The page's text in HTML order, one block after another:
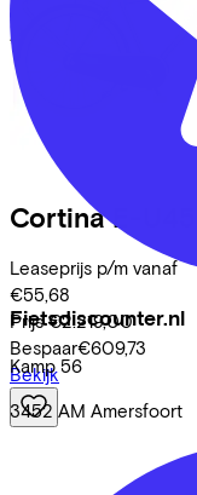
Fietsdiscounter.nl
Kamp 56
3452 AM Amersfoort
Cortina E-U45
Leaseprijs p/m vanaf
€55,68
Prijs €2.219,00
Bespaar€609,73
Bekijk